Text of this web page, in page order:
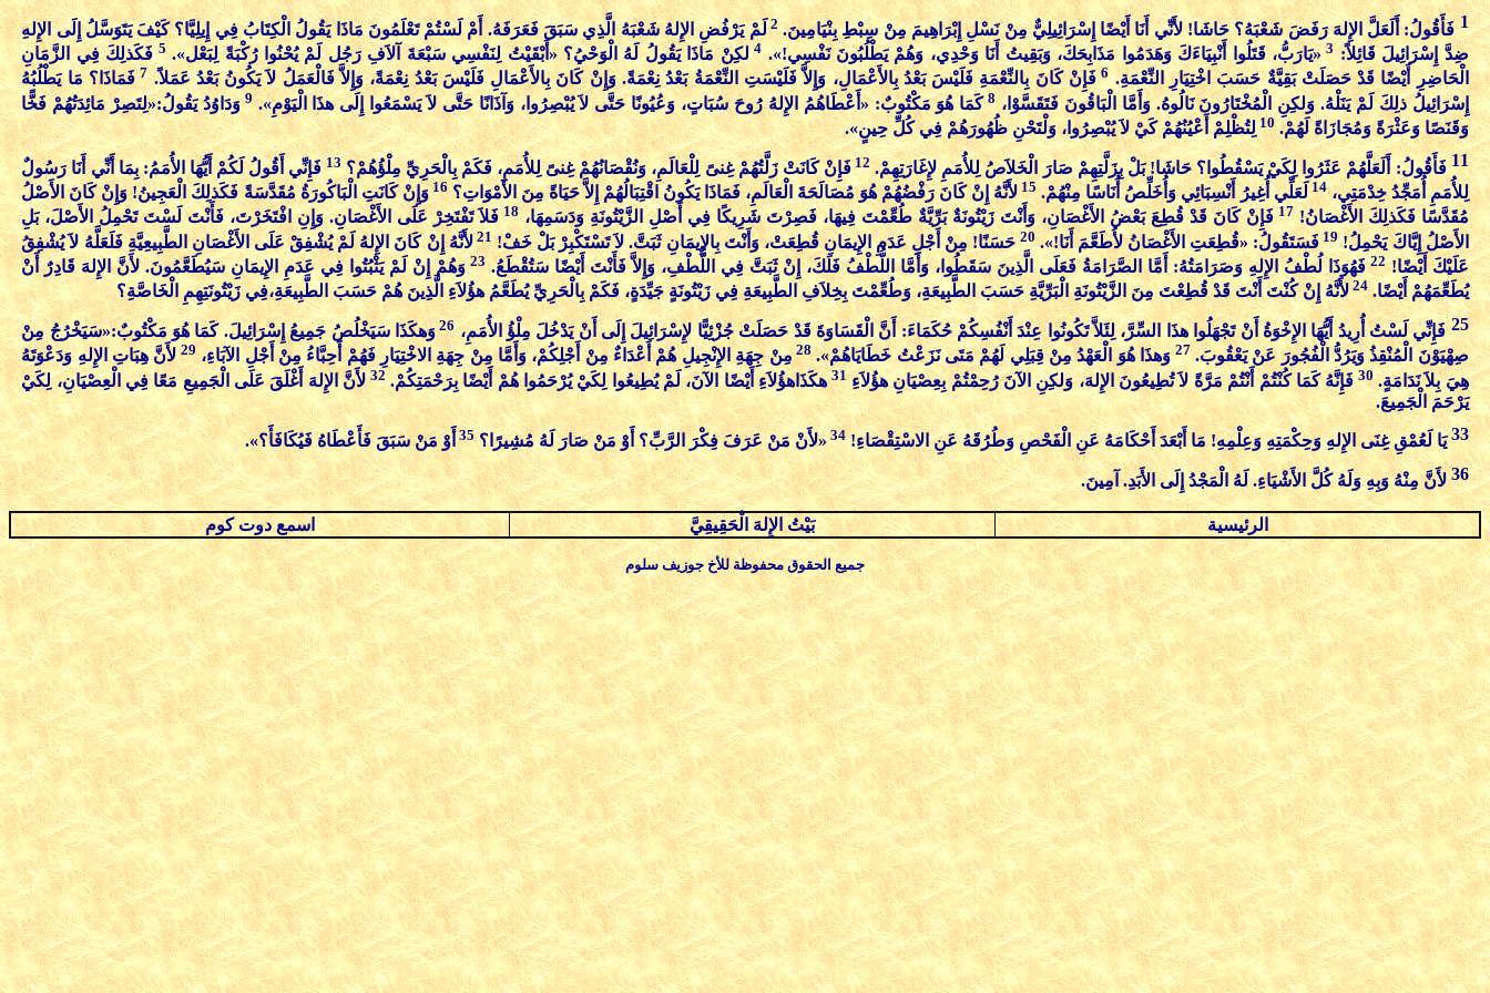
1 فَأَقُولُ: أَلَعَلَّ الإِلهَ رَفَضَ شَعْبَهُ؟ حَاشَا! لأَنِّي أَنَا أَيْضًا إِسْرَائِيلِيٌّ مِنْ نَسْلِ إِبْرَاهِيمَ مِنْ سِبْطِ بِنْيَامِينَ.2 لَمْ يَرْفُضِ الإِلهُ شَعْبَهُ الَّذِي سَبَقَ فَعَرَفَهُ. أَمْ لَسْتُمْ تَعْلَمُونَ مَاذَا يَقُولُ الْكِتَابُ فِي إِيلِيَّا؟ كَيْفَ يَتَوَسَّلُ إِلَى الإِلهِ
ضِدَّ إِسْرَائِيلَ قَائِلاً:3 «يَارَبُّ، قَتَلُوا أَنْبِيَاءَكَ وَهَدَمُوا مَذَابِحَكَ، وَبَقِيتُ أَنَا وَحْدِي، وَهُمْ يَطْلُبُونَ نَفْسِي!».4 لكِنْ مَاذَا يَقُولُ لَهُ الْوَحْيُ؟ «أَبْقَيْتُ لِنَفْسِي سَبْعَةَ آلاَفِ رَجُل لَمْ يُحْنُوا رُكْبَةً لِبَعْل».5 فَكَذلِكَ فِي الزَّمَانِ
الْحَاضِرِ أَيْضًا قَدْ حَصَلَتْ بَقِيَّةٌ حَسَبَ اخْتِيَارِ النِّعْمَةِ.6 فَإِنْ كَانَ بِالنِّعْمَةِ فَلَيْسَ بَعْدُ بِالأَعْمَالِ، وَإِلاَّ فَلَيْسَتِ النِّعْمَةُ بَعْدُ نِعْمَةً. وَإِنْ كَانَ بِالأَعْمَالِ فَلَيْسَ بَعْدُ نِعْمَةً، وَإِلاَّ فَالْعَمَلُ لاَ يَكُونُ بَعْدُ عَمَلاً.7 فَمَاذَا؟ مَا يَطْلُبُهُ
إِسْرَائِيلُ ذلِكَ لَمْ يَنَلْهُ. وَلكِنِ الْمُخْتَارُونَ نَالُوهُ. وَأَمَّا الْبَاقُونَ فَتَقَسَّوْا، 8 كَمَا هُوَ مَكْتُوبٌ: «أَعْطَاهُمُ الإِلهُ رُوحَ سُبَاتٍ، وَعُيُونًا حَتَّى لاَ يُبْصِرُوا، وَآذَانًا حَتَّى لاَ يَسْمَعُوا إِلَى هذَا الْيَوْمِ».9 وَدَاوُدُ يَقُولُ:«لِتَصِرْ مَائِدَتُهُمْ فَخًّا
وَقَنَصًا وَعَثْرَةً وَمُجَازَاةً لَهُمْ.10 لِتُظْلِمْ أَعْيُنُهُمْ كَيْ لاَ يُبْصِرُوا، وَلْتَحْنِ ظُهُورَهُمْ فِي كُلِّ حِينٍ».
11 فَأَقُولُ: أَلَعَلَّهُمْ عَثَرُوا لِكَيْ يَسْقُطُوا؟ حَاشَا! بَلْ بِزَلَّتِهِمْ صَارَ الْخَلاَصُ لِلأُمَمِ لإِغَارَتِهِمْ.12 فَإِنْ كَانَتْ زَلَّتُهُمْ غِنىً لِلْعَالَمِ، وَنُقْصَانُهُمْ غِنىً لِلأُمَمِ، فَكَمْ بِالْحَرِيِّ مِلْؤُهُمْ؟ 13 فَإِنِّي أَقُولُ لَكُمْ أَيُّهَا الأُمَمُ: بِمَا أَنِّي أَنَا رَسُولٌ
لِلأُمَمِ أُمَجِّدُ خِدْمَتِي،14 لَعَلِّي أُغِيرُ أَنْسِبَائِي وَأُخَلِّصُ أُنَاسًا مِنْهُمْ.15 لأَنَّهُ إِنْ كَانَ رَفْضُهُمْ هُوَ مُصَالَحَةَ الْعَالَمِ، فَمَاذَا يَكُونُ اقْتِبَالُهُمْ إِلاَّ حَيَاةً مِنَ الأَمْوَاتِ؟16 وَإِنْ كَانَتِ الْبَاكُورَةُ مُقَدَّسَةً فَكَذلِكَ الْعَجِينُ! وَإِنْ كَانَ الأَصْلُ
مُقَدَّسًا فَكَذلِكَ الأَغْصَانُ!17 فَإِنْ كَانَ قَدْ قُطِعَ بَعْضُ الأَغْصَانِ، وَأَنْتَ زَيْتُونَةٌ بَرِّيَّةٌ طُعِّمْتَ فِيهَا، فَصِرْتَ شَرِيكًا فِي أَصْلِ الزَّيْتُونَةِ وَدَسَمِهَا،18 فَلاَ تَفْتَخِرْ عَلَى الأَغْصَانِ. وَإِنِ افْتَخَرْتَ، فَأَنْتَ لَسْتَ تَحْمِلُ الأَصْلَ، بَلِ
الأَصْلُ إِيَّاكَ يَحْمِلُ!19 فَسَتَقُولُ: «قُطِعَتِ الأَغْصَانُ لأُطَعَّمَ أَنَا!».20 حَسَنًا! مِنْ أَجْلِ عَدَمِ الإِيمَانِ قُطِعَتْ، وَأَنْتَ بِالإِيمَانِ ثَبَتَّ. لاَ تَسْتَكْبِرْ بَلْ خَفْ!21 لأَنَّهُ إِنْ كَانَ الإِلهُ لَمْ يُشْفِقْ عَلَى الأَغْصَانِ الطَّبِيعِيَّةِ فَلَعَلَّهُ لاَ يُشْفِقُ
عَلَيْكَ أَيْضًا!22 فَهُوَذَا لُطْفُ الإِلهِ وَصَرَامَتُهُ: أَمَّا الصَّرَامَةُ فَعَلَى الَّذِينَ سَقَطُوا، وَأَمَّا اللُّطْفُ فَلَكَ، إِنْ ثَبَتَّ فِي اللُّطْفِ، وَإِلاَّ فَأَنْتَ أَيْضًا سَتُقْطَعُ.23 وَهُمْ إِنْ لَمْ يَثْبُتُوا فِي عَدَمِ الإِيمَانِ سَيُطَعَّمُونَ. لأَنَّ الإِلهَ قَادِرٌ أَنْ
يُطَعِّمَهُمْ أَيْضًا.24 لأَنَّهُ إِنْ كُنْتَ أَنْتَ قَدْ قُطِعْتَ مِنَ الزَّيْتُونَةِ الْبَرِّيَّةِ حَسَبَ الطَّبِيعَةِ، وَطُعِّمْتَ بِخِلاَفِ الطَّبِيعَةِ فِي زَيْتُونَةٍ جَيِّدَةٍ، فَكَمْ بِالْحَرِيِّ يُطَعَّمُ هؤُلاَءِ الَّذِينَ هُمْ حَسَبَ الطَّبِيعَةِ،فِي زَيْتُونَتِهِمِ الْخَاصَّةِ؟
25 فَإِنِّي لَسْتُ أُرِيدُ أَيُّهَا الإِخْوَةُ أَنْ تَجْهَلُوا هذَا السِّرَّ، لِئَلاَّ تَكُونُوا عِنْدَ أَنْفُسِكُمْ حُكَمَاءَ: أَنَّ الْقَسَاوَةَ قَدْ حَصَلَتْ جُزْئِيًّا لإِسْرَائِيلَ إِلَى أَنْ يَدْخُلَ مِلْؤُ الأُمَمِ،26 وَهكَذَا سَيَخْلُصُ جَمِيعُ إِسْرَائِيلَ. كَمَا هُوَ مَكْتُوبٌ:«سَيَخْرُجُ مِنْ
صِهْيَوْنَ الْمُنْقِذُ وَيَرُدُّ الْفُجُورَ عَنْ يَعْقُوبَ.27 وَهذَا هُوَ الْعَهْدُ مِنْ قِبَلِي لَهُمْ مَتَى نَزَعْتُ خَطَايَاهُمْ».28 مِنْ جِهَةِ الإِنْجِيلِ هُمْ أَعْدَاءٌ مِنْ أَجْلِكُمْ، وَأَمَّا مِنْ جِهَةِ الاخْتِيَارِ فَهُمْ أَحِبَّاءُ مِنْ أَجْلِ الآبَاءِ،29 لأَنَّ هِبَاتِ الإِلهِ وَدَعْوَتَهُ
هِيَ بِلاَ نَدَامَةٍ.30 فَإِنَّهُ كَمَا كُنْتُمْ أَنْتُمْ مَرَّةً لاَ تُطِيعُونَ الإِلهَ، وَلكِنِ الآنَ رُحِمْتُمْ بِعِصْيَانِ هؤُلاَءِ31 هكَذَاهؤُلاَءِ أَيْضًا الآنَ، لَمْ يُطِيعُوا لِكَيْ يُرْحَمُوا هُمْ أَيْضًا بِرَحْمَتِكُمْ.32 لأَنَّ الإِلهَ أَغْلَقَ عَلَى الْجَمِيعِ مَعًا فِي الْعِصْيَانِ، لِكَيْ
يَرْحَمَ الْجَمِيعَ.
33 يَا لَعُمْقِ غِنَى الإِلهِ وَحِكْمَتِهِ وَعِلْمِهِ! مَا أَبْعَدَ أَحْكَامَهُ عَنِ الْفَحْصِ وَطُرُقَهُ عَنِ الاسْتِقْصَاءِ!34 «لأَنْ مَنْ عَرَفَ فِكْرَ الرَّبِّ؟ أَوْ مَنْ صَارَ لَهُ مُشِيرًا؟35 أَوْ مَنْ سَبَقَ فَأَعْطَاهُ فَيُكَافَأَ؟».
36 لأَنَّ مِنْهُ وَبِهِ وَلَهُ كُلَّ الأَشْيَاءِ. لَهُ الْمَجْدُ إِلَى الأَبَدِ. آمِينَ.
الرئيسية بَيْتُ الإِلهَ الْحَقِيقِيَّ اسمع دوت كوم
جميع الحقوق محفوظة للأخ جوزيف سلوم